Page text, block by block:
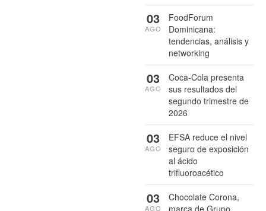
FoodForum
Dominicana:
tendencias, análisis y
networking
03
AGO
Coca-Cola presenta
sus resultados del
segundo trimestre de
2026
03
AGO
EFSA reduce el nivel
seguro de exposición
al ácido
trifluoroacético
03
AGO
Chocolate Corona,
03
AGO